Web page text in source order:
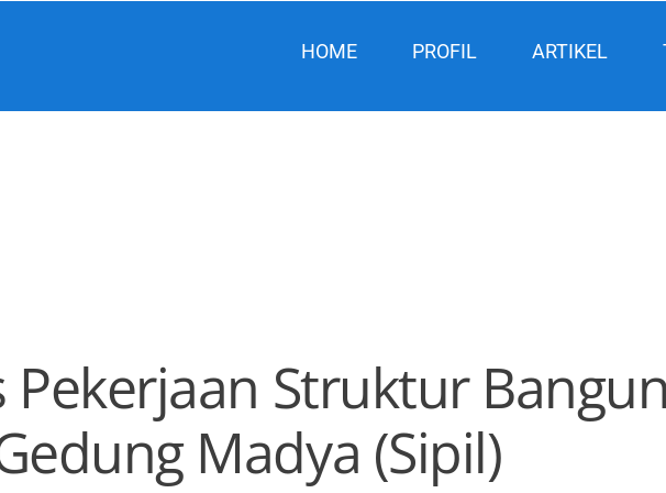
HOME PROFIL ARTIKEL
Pekerjaan Struktur
Madya (Sipil)